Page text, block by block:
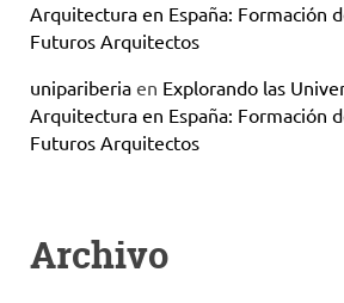
Arquitectura en España: Formación
Futuros Arquitectos
unipariberia en Explorando las
Arquitectura en España: Formación
Futuros Arquitectos
Archivo